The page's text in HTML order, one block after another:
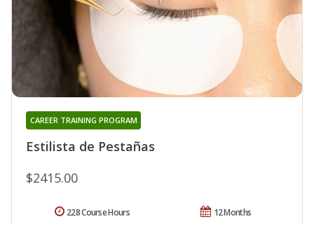
Estilista de Pestañas
CAREER TRAINING PROGRAM
$2415.00
12 Months
228 Course Hours